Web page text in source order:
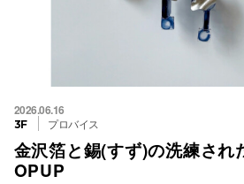
2026.06.16
3F プロバイス
金沢箔と錫(すず)の洗練され
OPUP